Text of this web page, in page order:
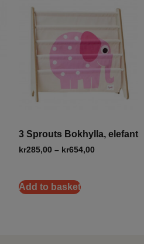
3 Sprouts Bokhylla, elefant
kr285,00 – kr654,00
Add to basket